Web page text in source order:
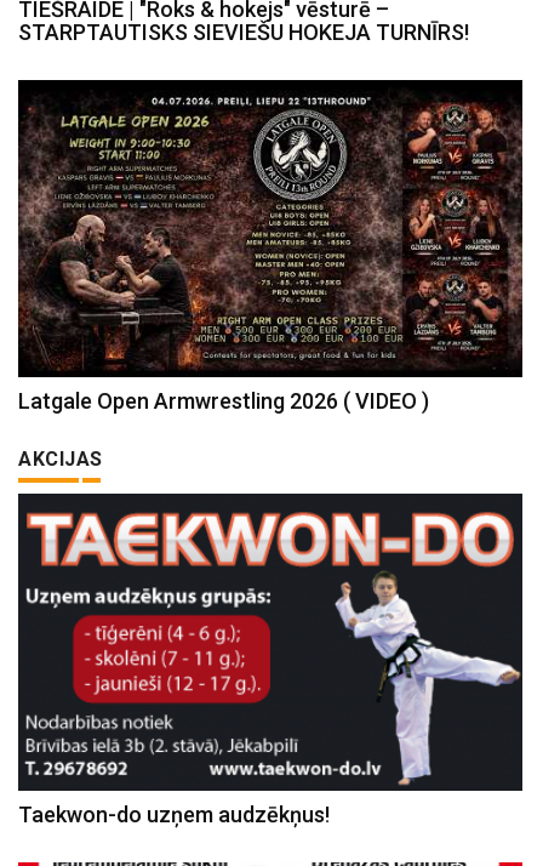
TIEŠRAIDE | "Roks & hokejs" vēsturē –
STARPTAUTISKS SIEVIEŠU HOKEJA TURNĪRS!
Latgale Open Armwrestling 2026 ( VIDEO )
AKCIJAS
Taekwon-do uzņem audzēkņus!